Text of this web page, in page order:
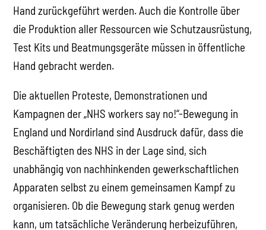
Hand zurückgeführt werden. Auch die Kontrolle über
die Produktion aller Ressourcen wie Schutzausrüstung,
Test Kits und Beatmungsgeräte müssen in öffentliche
Hand gebracht werden.
Die aktuellen Proteste, Demonstrationen und
Kampagnen der „NHS workers say no!“-Bewegung in
England und Nordirland sind Ausdruck dafür, dass die
Beschäftigten des NHS in der Lage sind, sich
unabhängig von nachhinkenden gewerkschaftlichen
Apparaten selbst zu einem gemeinsamen Kampf zu
organisieren. Ob die Bewegung stark genug werden
kann, um tatsächliche Veränderung herbeizuführen,